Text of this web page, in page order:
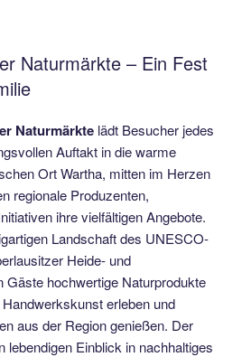
Naturmärkte – Ein Fest
Naturmärkte lädt Besucher jedes
Auftakt in die warme
OrtWartha, mitten im Herzen
regionale Produzenten,
ihre vielfältigen Angebote.
Landschaft des UNESCO-
Heide- und
Gäste hochwertige Naturprodukte
erleben und
aus der Region genießen. Der
lebendigen Einblick in nachhaltiges